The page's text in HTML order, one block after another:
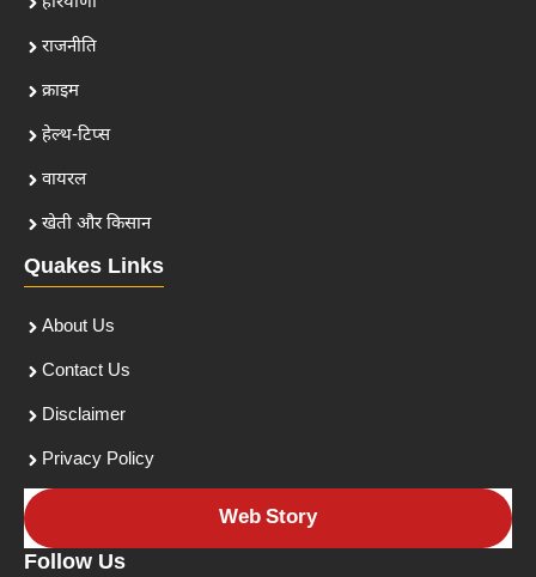
राजनीति
क्राइम
हेल्थ-टिप्स
वायरल
खेती और किसान
Quakes Links
About Us
Contact Us
Disclaimer
Privacy Policy
Web Story
Follow Us